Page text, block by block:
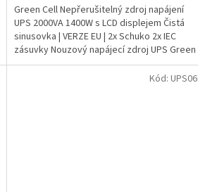
Green Cell Nepřerušitelný zdroj napájení
UPS 2000VA 1400W s LCD displejem Čistá
sinusovka | VERZE EU | 2x Schuko 2x IEC
zásuvky Nouzový napájecí zdroj UPS Green
Cell poskytuje...
Kód: UPS06